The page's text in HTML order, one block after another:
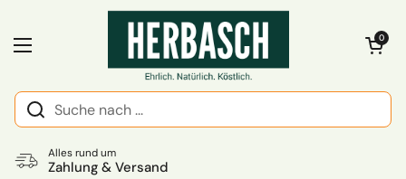
Zum Inhalt springen
Menü öffnen
Warenkorb
0
Alles rund um
Zahlung & Versand